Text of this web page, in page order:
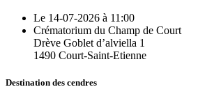
Le 14-07-2026 à 11:00
Crématorium du Champ de Court
Drève Goblet d’alviella 1
1490 Court-Saint-Etienne
Destination des cendres